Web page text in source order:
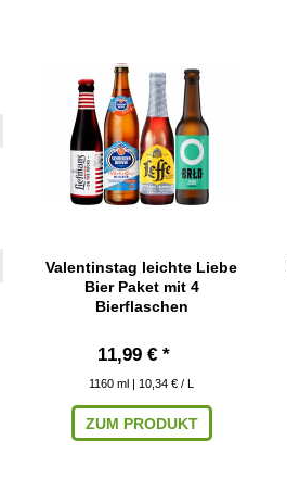
Valentinstag leichte Liebe
Bier Paket mit 4
Bierflaschen
11,99 € *
1160 ml | 10,34 € / L
ZUM PRODUKT